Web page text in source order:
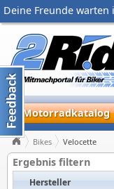
Deine Freunde warten
Motorradkatalog
Bikes Velocette
Ergebnis filtern
Hersteller